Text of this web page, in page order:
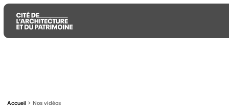
principal
principal
recherche
Accueil Nos vidéos